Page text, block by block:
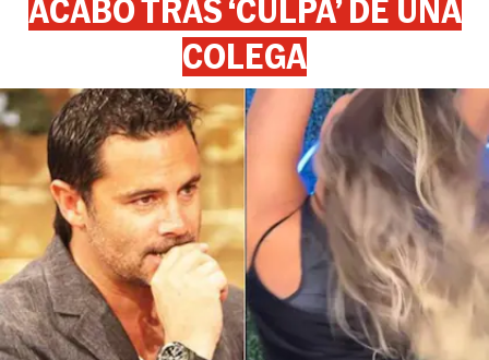
ACABÓ TRAS ‘CULPA’ DE UNA
COLEGA